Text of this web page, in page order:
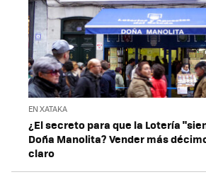
EN XATAKA
¿El secreto para que la Lotería
Doña Manolita? Vender más
claro